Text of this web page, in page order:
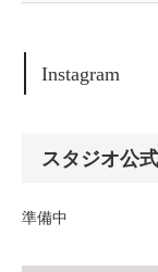
Instagram
スタジオ公
準備中